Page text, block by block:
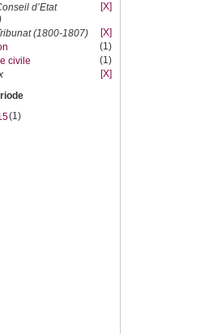
d’Etat
[X]
(1800-1807)
[X]
(1)
civile
(1)
[X]
(1)